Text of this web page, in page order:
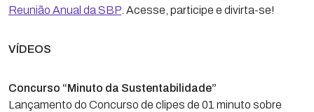
Reunião Anual da SBP . Acesse, participe e divirta-se!
VÍDEOS
Concurso “Minuto da Sustentabilidade”
Lançamento do Concurso de clipes de 01 minuto sobre